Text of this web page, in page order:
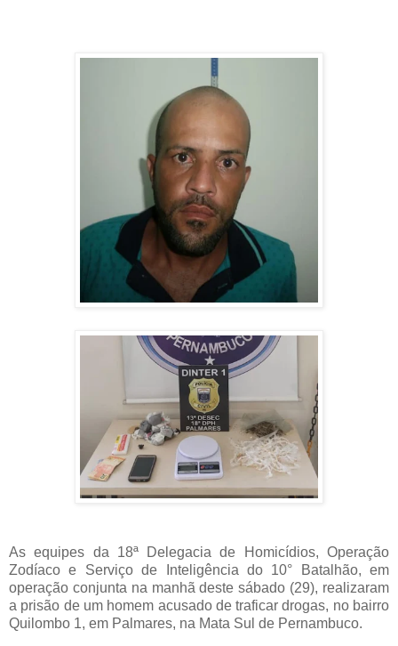
As equipes da 18ª Delegacia de Homicídios, Operação
Zodíaco e Serviço de Inteligência do 10° Batalhão, em
operação conjunta na manhã deste sábado (29), realizaram
a prisão de um homem acusado de traficar drogas, no bairro
Quilombo 1, em Palmares, na Mata Sul de Pernambuco.